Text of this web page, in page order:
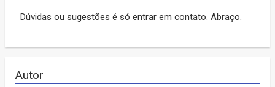
Dúvidas ou sugestões é só entrar em contato. Abraço.
Autor